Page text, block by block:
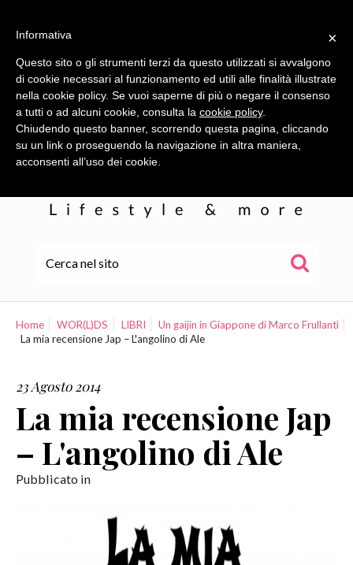
WOR(L)DS
COLLABORAZIONI
CONTATTI
Home WOR(L)DS LIBRI
Un gaijin in Giappone di Marco Frullanti
La mia recensione Jap – L'angolino di Ale
23 Agosto 2014
La mia recensione Jap
– L'angolino di Ale
Pubblicato in
×
Informativa
Questo sito o gli strumenti terzi da questo utilizzati si avvalgono
di cookie necessari al funzionamento ed utili alle finalità illustrate
nella cookie policy. Se vuoi saperne di più o negare il consenso
a tutti o ad alcuni cookie, consulta la cookie policy.
Chiudendo questo banner, scorrendo questa pagina, cliccando
su un link o proseguendo la navigazione in altra maniera,
acconsenti all’uso dei cookie.